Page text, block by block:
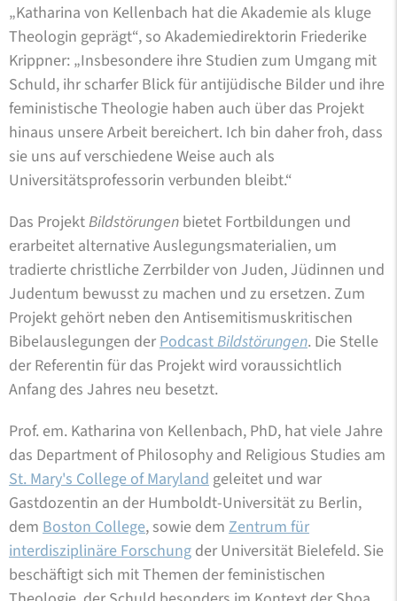
„Katharina von Kellenbach hat die Akademie als kluge
Theologin geprägt“, so Akademiedirektorin Friederike
Krippner: „Insbesondere ihre Studien zum Umgang mit
Schuld, ihr scharfer Blick für antijüdische Bilder und ihre
feministische Theologie haben auch über das Projekt
hinaus unsere Arbeit bereichert. Ich bin daher froh, dass
sie uns auf verschiedene Weise auch als
Universitätsprofessorin verbunden bleibt.“
Das ProjektBildstörungen bietet Fortbildungen und
erarbeitet alternative Auslegungsmaterialien, um
tradierte christliche Zerrbilder von Juden, Jüdinnen und
Judentum bewusst zu machen und zu ersetzen. Zum
Projekt gehört neben den Antisemitismuskritischen
Bibelauslegungen der PodcastBildstörungen. Die Stelle
der Referentin für das Projekt wird voraussichtlich
Anfang des Jahres neu besetzt.
Prof. em. Katharina von Kellenbach, PhD, hat viele Jahre
das Department of Philosophy and Religious Studies am
St. Mary's College of Maryland geleitet und war
Gastdozentin an der Humboldt-Universität zu Berlin,
dem Boston College, sowie dem Zentrum für
interdisziplinäre Forschung der Universität Bielefeld. Sie
beschäftigt sich mit Themen der feministischen